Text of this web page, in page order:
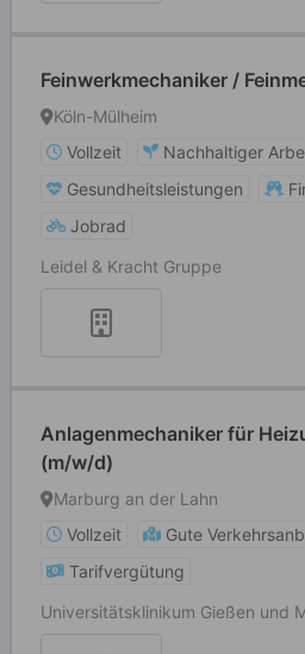
Feinwerkmechaniker /
Köln-Mülheim
Vollzeit
Nachhaltiger
Gesundheitsleistungen
Jobrad
Leidel & Kracht Gruppe
Anlagenmechaniker für
(m/w/d)
Marburg an der Lahn
Vollzeit
Gute
Tarifvergütung
Universitätsklinikum Gießen und